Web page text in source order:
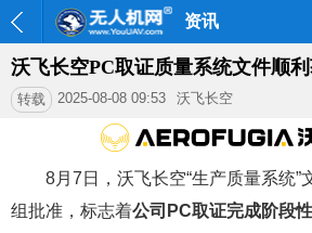
资讯
沃飞长空PC取证质量系统文件顺
转载 2025-08-08 09:53 沃飞长空
8月7日，沃飞长空“生产质量系统”
组批准，标志着公司PC取证完成阶段